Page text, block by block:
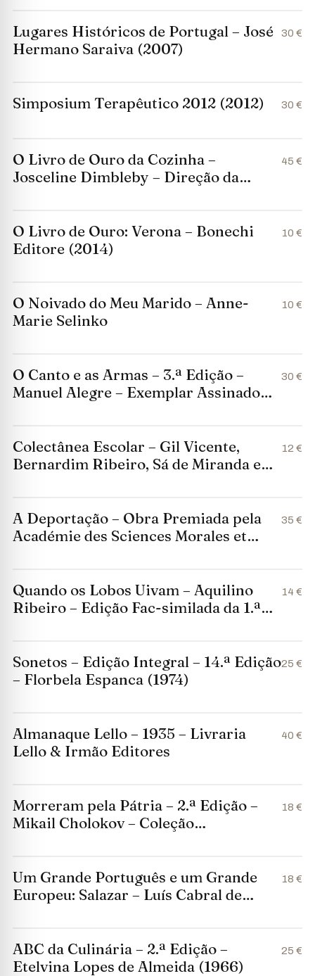
Lugares Históricos de Portugal – José
Hermano Saraiva (2007)
30 €
Simposium Terapêutico 2012 (2012) 30 €
O Livro de Ouro da Cozinha –
Josceline Dimbleby – Direção da
45 €
O Livro de Ouro: Verona – Bonechi
Editore (2014)
10 €
O Noivado do Meu Marido – Anne-
Marie Selinko
10 €
O Canto e as Armas – 3.ª Edição –
Manuel Alegre – Exemplar Assinado
30 €
Colectânea Escolar – Gil Vicente,
Bernardim Ribeiro, Sá de Miranda e
12 €
A Deportação – Obra Premiada pela
Académie des Sciences Morales et
35 €
Quando os Lobos Uivam – Aquilino
Ribeiro – Edição Fac-similada da 1.ª
14 €
Sonetos – Edição Integral – 14.ª Edição
– Florbela Espanca (1974)
25 €
Almanaque Lello – 1935 – Livraria
Lello & Irmão Editores
40 €
Morreram pela Pátria – 2.ª Edição –
Mikail Cholokov – Coleção
18 €
Um Grande Português e um Grande
Europeu: Salazar – Luís Cabral de
de Almeida (1948)
18 €
ABC da Culinária – 2.ª Edição –
Etelvina Lopes de Almeida (1966)
25 €